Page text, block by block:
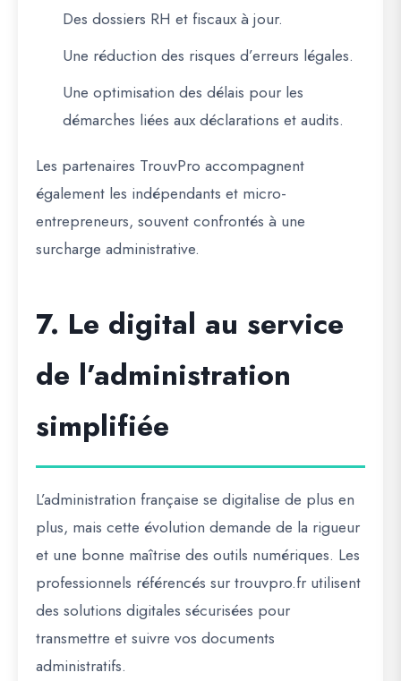
Des dossiers RH et fiscaux à jour.
Une réduction des risques d’erreurs légales.
Une optimisation des délais pour les
démarches liées aux déclarations et audits.
Les partenaires TrouvPro accompagnent
également les indépendants et micro-
entrepreneurs, souvent confrontés à une
surcharge administrative.
7. Le digital au service
de l’administration
simplifiée
L’administration française se digitalise de plus en
plus, mais cette évolution demande de la rigueur
et une bonne maîtrise des outils numériques. Les
professionnels référencés surtrouvpro.fr utilisent
des solutions digitales sécurisées pour
transmettre et suivre vos documents
administratifs.